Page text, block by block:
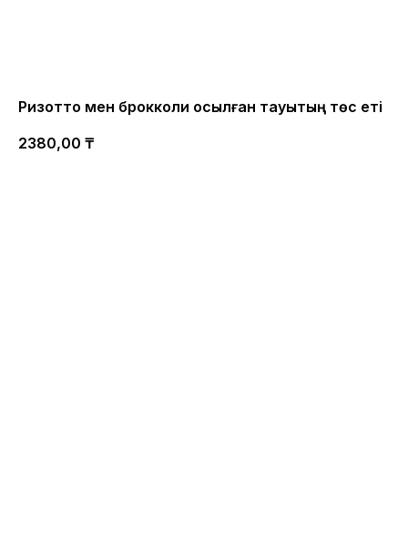
Ризотто мен брокколи қосылған тауықтың төс еті
2380,00 ₸